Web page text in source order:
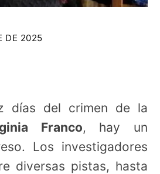
DE 2025
días del crimen de la
Franco, hay un
Los investigadores
diversas pistas, hasta